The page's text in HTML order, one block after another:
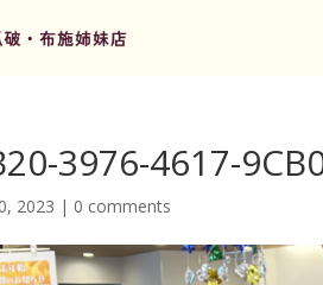
3976-4617-
2023 | 0 comments